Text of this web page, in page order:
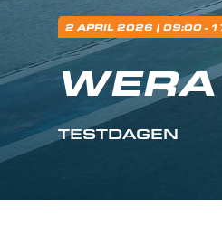
2 APRIL 2026 | 09:00 -
TESTDAGEN